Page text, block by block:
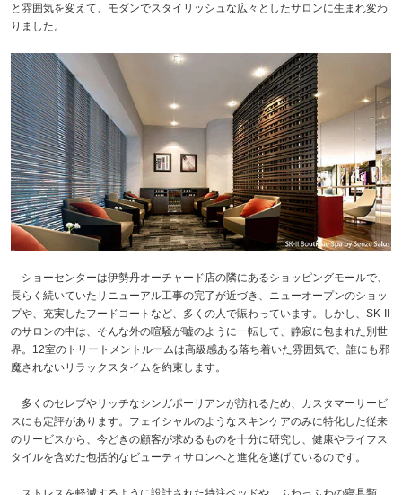
と雰囲気を変えて、モダンでスタイリッシュな広々としたサロンに生まれ変わ
りました。
ショーセンターは伊勢丹オーチャード店の隣にあるショッピングモールで、
長らく続いていたリニューアル工事の完了が近づき、ニューオープンのショッ
プや、充実したフードコートなど、多くの人で賑わっています。しかし、SK-II
のサロンの中は、そんな外の喧騒が嘘のように一転して、静寂に包まれた別世
界。12室のトリートメントルームは高級感ある落ち着いた雰囲気で、誰にも邪
魔されないリラックスタイムを約束します。
多くのセレブやリッチなシンガポーリアンが訪れるため、カスタマーサービ
スにも定評があります。フェイシャルのようなスキンケアのみに特化した従来
のサービスから、今どきの顧客が求めるものを十分に研究し、健康やライフス
タイルを含めた包括的なビューティサロンへと進化を遂げているのです。